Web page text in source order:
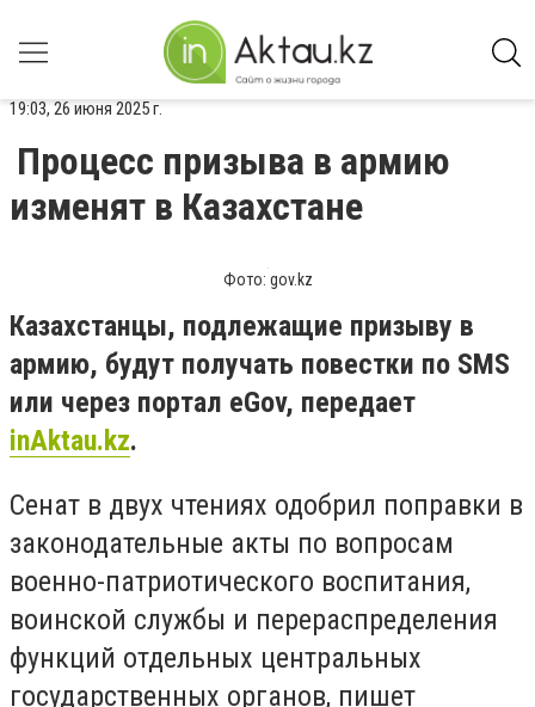
19:03, 26 июня 2025 г.
Процесс призыва в армию
изменят в Казахстане
Фото: gov.kz
Казахстанцы, подлежащие призыву в
армию, будут получать повестки по SMS
или через портал eGov, передает
inAktau.kz.
Сенат в двух чтениях одобрил поправки в
законодательные акты по вопросам
военно-патриотического воспитания,
воинской службы и перераспределения
функций отдельных центральных
государственных органов, пишет